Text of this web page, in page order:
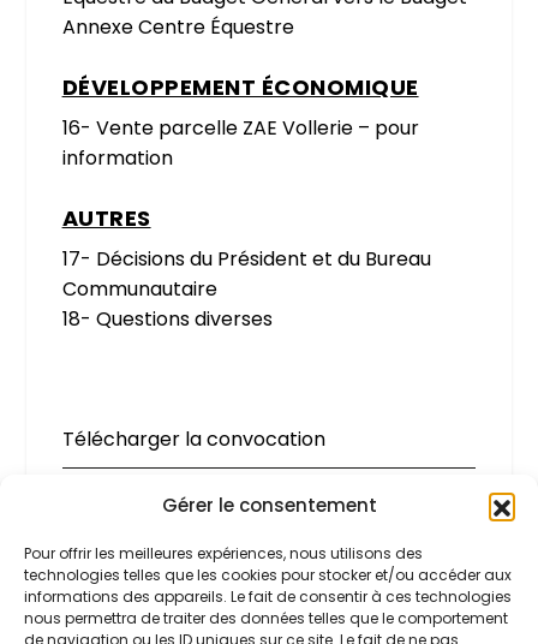
Gérer le consentement
Pour offrir les meilleures expériences, nous utilisons des
technologies telles que les cookies pour stocker et/ou accéder aux
informations des appareils. Le fait de consentir à ces technologies
nous permettra de traiter des données telles que le comportement
Annexe Centre Équestre
DÉVELOPPEMENT ÉCONOMIQUE
16- Vente parcelle ZAE Vollerie – pour
information
AUTRES
17- Décisions du Président et du Bureau
Communautaire
18- Questions diverses
Télécharger la convocation
PARTAGER: